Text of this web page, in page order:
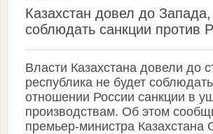
Казахстан довел до Запада,
соблюдать санкции против
Власти Казахстана довели до
республика не будет
отношении России санкции в
производствам. Об этом
премьер-министра